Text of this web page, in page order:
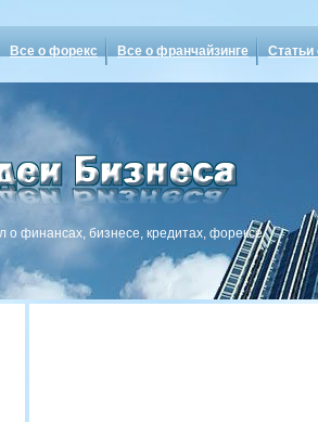
Все о форекс Все о франчайзинге
Статьи
о финансах, бизнесе, кредитах, форексе